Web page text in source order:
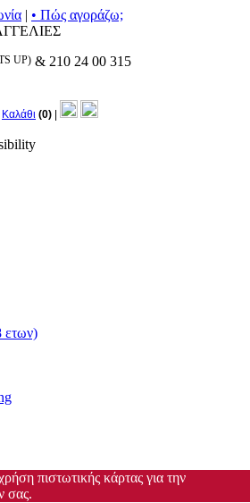
| • Πώς αγοράζω;
UP) & 210 24 00 315
Καλάθι (0)
ετων)
πιστωτικής κάρτας για την
σας.